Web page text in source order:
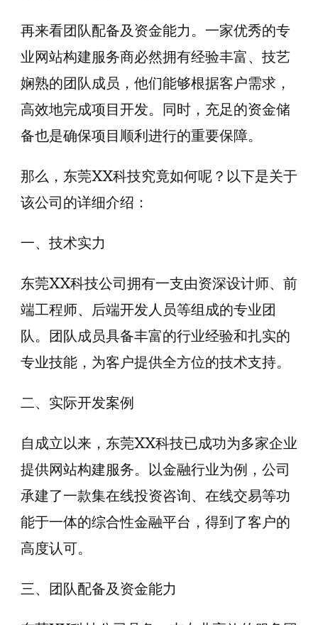
再来看团队配备及资金能力。一家优秀的专
业网站构建服务商必然拥有经验丰富、技艺
娴熟的团队成员，他们能够根据客户需求，
高效地完成项目开发。同时，充足的资金储
备也是确保项目顺利进行的重要保障。
那么，东莞XX科技究竟如何呢？以下是关于
该公司的详细介绍：
一、技术实力
东莞XX科技公司拥有一支由资深设计师、前
端工程师、后端开发人员等组成的专业团
队。团队成员具备丰富的行业经验和扎实的
专业技能，为客户提供全方位的技术支持。
二、实际开发案例
自成立以来，东莞XX科技已成功为多家企业
提供网站构建服务。以金融行业为例，公司
承建了一款集在线投资咨询、在线交易等功
能于一体的综合性金融平台，得到了客户的
高度认可。
三、团队配备及资金能力